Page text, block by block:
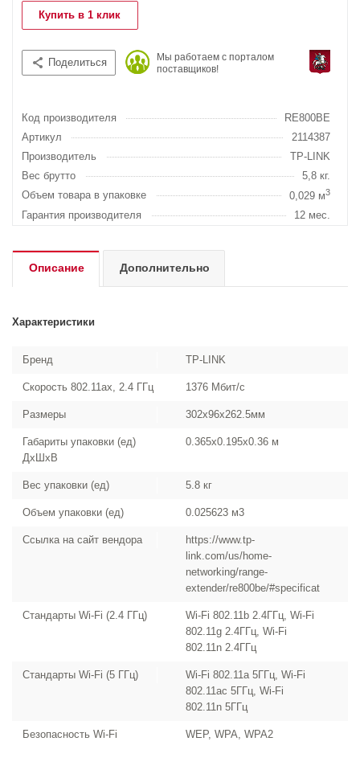
Купить в 1 клик
Поделиться
Мы работаем с порталом
поставщиков!
Код производителя
RE800BE
Артикул
2114387
Производитель
TP-LINK
Вес брутто
5,8 кг.
Объем товара в упаковке
0,029 м3
Гарантия производителя 12 мес.
Описание Дополнительно
Характеристики
Бренд TP-LINK
Скорость 802.11ax, 2.4 ГГц 1376 Мбит/с
Размеры 302x96x262.5мм
Габариты упаковки (ед)
ДхШхВ
0.365x0.195x0.36 м
Вес упаковки (ед) 5.8 кг
Объем упаковки (ед) 0.025623 м3
Ссылка на сайт вендора
https://www.tp-
link.com/us/home-
networking/range-
extender/re800be/#specifications
Стандарты Wi-Fi (2.4 ГГц)
Wi-Fi 802.11b 2.4ГГц, Wi-Fi
802.11g 2.4ГГц, Wi-Fi
802.11n 2.4ГГц
Стандарты Wi-Fi (5 ГГц)
Wi-Fi 802.11a 5ГГц, Wi-Fi
802.11ac 5ГГц, Wi-Fi
802.11n 5ГГц
Безопасность Wi-Fi WEP, WPA, WPA2